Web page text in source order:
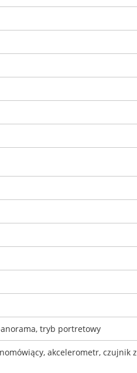
tryb portretowy
akcelerometr, czujnik